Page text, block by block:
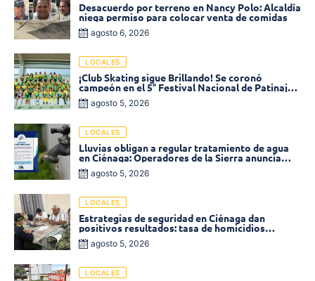
Desacuerdo por terreno en Nancy Polo: Alcaldía
niega permiso para colocar venta de comidas
agosto 6, 2026
LOCALES
¡Club Skating sigue Brillando! Se coronó
campeón en el 5° Festival Nacional de Patinaje
«Soledad sobre Ruedas»
agosto 5, 2026
LOCALES
Lluvias obligan a regular tratamiento de agua
en Ciénaga: Operadores de la Sierra anuncia
baja presión en varios sectores
agosto 5, 2026
LOCALES
Estrategias de seguridad en Ciénaga dan
positivos resultados: tasa de homicidios
disminuyó un 58% en 2026
agosto 5, 2026
LOCALES